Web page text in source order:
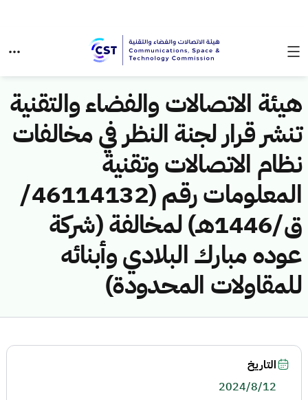
هيئة الاتصالات والفضاء والتقنية
تنشر قرار لجنة النظر في مخالفات
نظام الاتصالات وتقنية
المعلومات رقم (46114132/
ق/1446هـ) لمخالفة (شركة
عوده مبارك البلادي وأبنائه
للمقاولات المحدودة)
التاريخ
2024/8/12